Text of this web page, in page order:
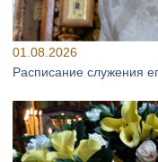
01.08.2026
Расписание служения